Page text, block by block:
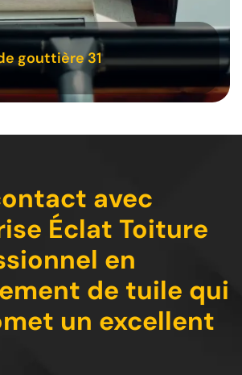
gouttière 31
avec
Éclat Toiture
en
de tuile qui
un excellent